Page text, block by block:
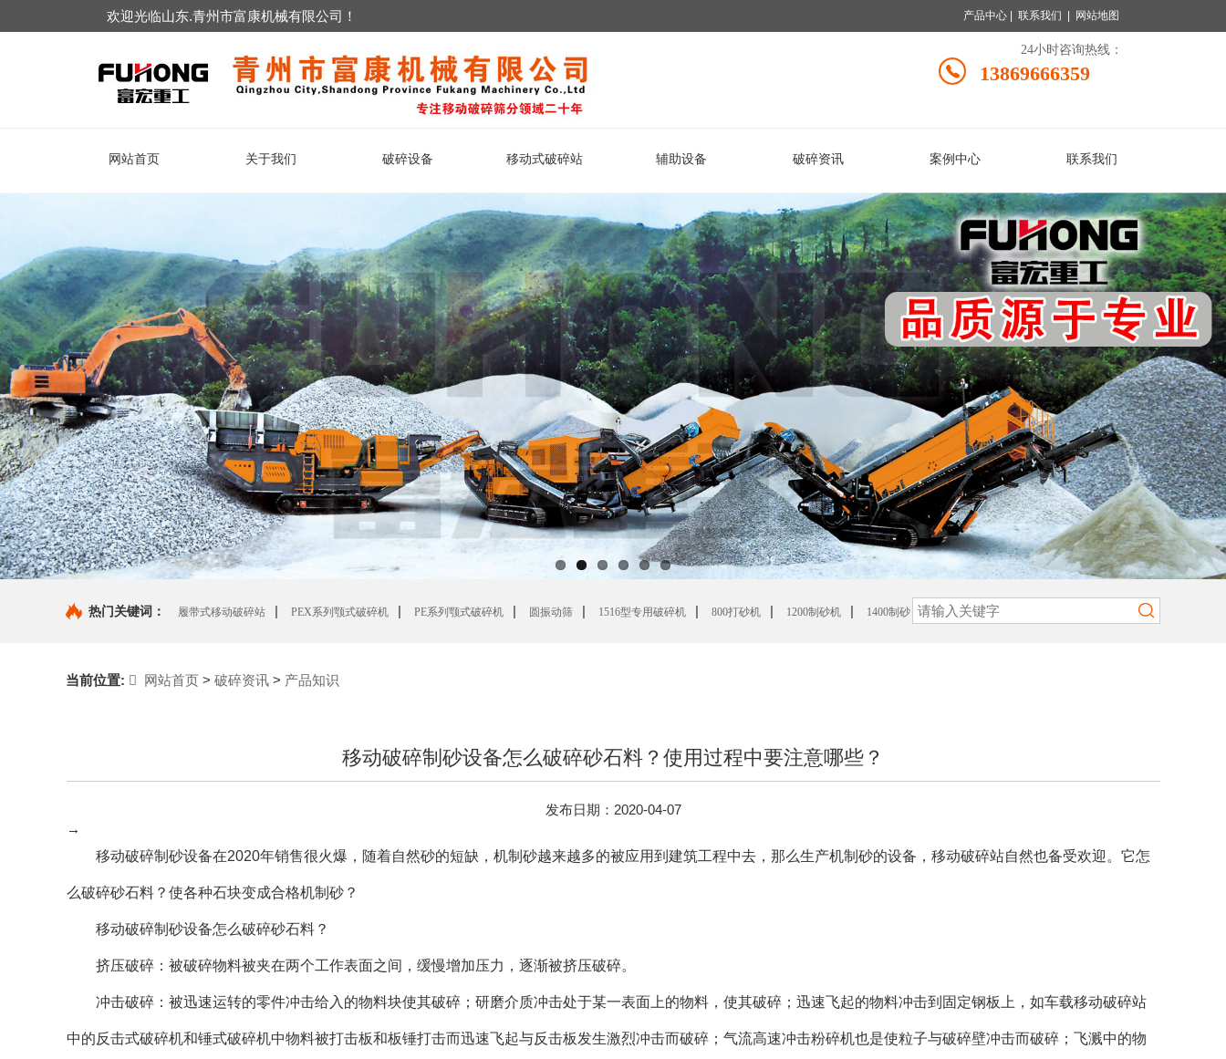
欢迎光临山东.青州市富康机械有限公司！ 产品中心 联系我们 网站地图
24小时咨询热线：
13869666359
网站首页 关于我们 破碎设备 移动式破碎站 辅助设备 破碎资讯 案例中心 联系我们
热门关键词： 履带式移动破碎站 | PEX系列颚式破碎机 | PE系列颚式破碎机 | 圆振动筛 | 1516型专用破碎机 | 800打砂机 | 1200制砂机 | 1400制砂
机 |
当前位置: 网站首页 > 破碎资讯 > 产品知识
移动破碎制砂设备怎么破碎砂石料？使用过程中要注意哪些？
发布日期：2020-04-07
→
移动破碎制砂设备在2020年销售很火爆，随着自然砂的短缺，机制砂越来越多的被应用到建筑工程中去，那么生产机制砂的设备，移动破碎站自然也备受欢迎。它怎
么破碎砂石料？使各种石块变成合格机制砂？
移动破碎制砂设备怎么破碎砂石料？
挤压破碎：被破碎物料被夹在两个工作表面之间，缓慢增加压力，逐渐被挤压破碎。
冲击破碎：被迅速运转的零件冲击给入的物料块使其破碎；研磨介质冲击处于某一表面上的物料，使其破碎；迅速飞起的物料冲击到固定钢板上，如车载移动破碎站
中的反击式破碎机和锤式破碎机中物料被打击板和板锤打击而迅速飞起与反击板发生激烈冲击而破碎；气流高速冲击粉碎机也是使粒子与破碎壁冲击而破碎；飞溅中的物